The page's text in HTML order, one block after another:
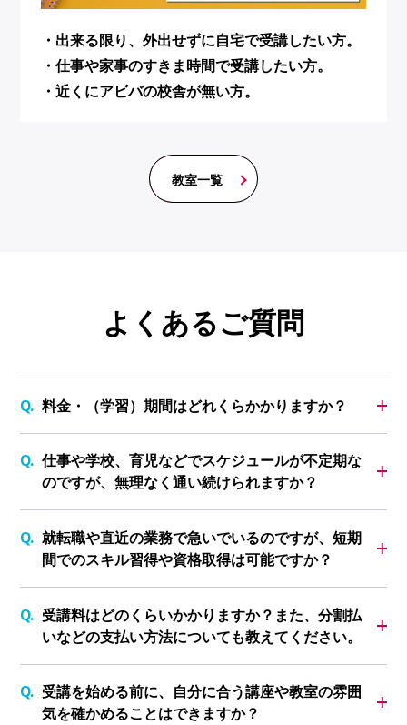
・出来る限り、外出せずに自宅で受講したい方。
・仕事や家事のすきま時間で受講したい方。
・近くにアビバの校舎が無い方。
教室一覧
よくあるご質問
料金・（学習）期間はどれくらかかりますか？
仕事や学校、育児などでスケジュールが不定期な
のですが、無理なく通い続けられますか？
就転職や直近の業務で急いでいるのですが、短期
間でのスキル習得や資格取得は可能ですか？
受講料はどのくらいかかりますか？また、分割払
いなどの支払い方法についても教えてください。
受講を始める前に、自分に合う講座や教室の雰囲
気を確かめることはできますか？